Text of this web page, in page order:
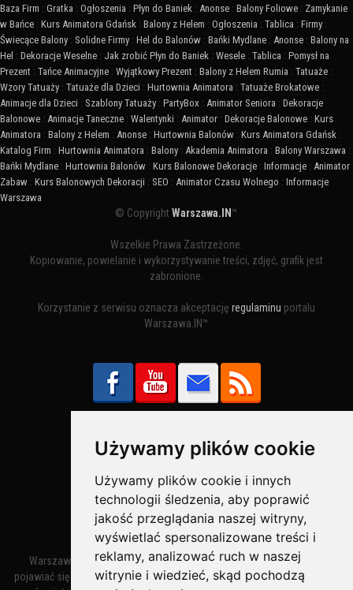
Używamy plików cookie
Używamy plików cookie i innych
technologii śledzenia, aby poprawić
jakość przeglądania naszej witryny,
wyświetlać spersonalizowane treści i
reklamy, analizować ruch w naszej
witrynie i wiedzieć, skąd pochodzą
Baza Firm : Gratka : Ogłoszenia : Płyn do Baniek : Anonse : Balony Foliowe : Zamykanie
w Bańce : Kurs Animatora Gdańsk : Balony z Helem : Ogłoszenia : Tablica : Firmy :
Świecące Balony : Solidne Firmy : Hel do Balonów : Bańki Mydlane : Anonse : Balony na
Hel : Dekoracje Weselne : Jak zrobić Płyn do Baniek : Wesele : Tablica : Pomysł na
Prezent : Tańce Animacyjne : Wyjątkowy Prezent : Balony z Helem Rumia : Tatuaże :
Wzory Tatuaży : Tatuaże dla Dzieci : Hurtownia Animatora : Tatuaże Brokatowe :
Animacje dla Dzieci : Szablony Tatuaży : PartyBox : Animator Seniora : Dekoracje
Balonowe : Animacje Taneczne : Walentynki : Animator : Dekoracje Balonowe : Kurs
Animatora : Balony z Helem : Anonse : Hurtownia Balonów : Kurs Animatora Gdańsk :
Katalog Firm : Hurtownia Animatora : Balony : Akademia Animatora : Balony Warszawa :
Bańki Mydlane : Hurtownia Balonów : Kurs Balonowe Dekoracje : Informacje : Animator
Zabaw : Kurs Balonowych Dekoracji : SEO : Animator Czasu Wolnego : Informacje
Warszawa
© CopyrightWarszawa.IN ™
Wszelkie Prawa Zastrzeżone.
Kopiowanie, powielanie i wykorzystywanie treści, zdjęć, grafik jest
zabronione.
Korzystanie z serwisu oznacza akceptację regulaminu portalu
Warszawa.IN™
Bezpieczne Płatności obsługuje:
Warszawa – miasto stołeczne Warszawa. Nazwa miasta zaczęła
pojawiać się w dokumentach w XIV wieku jako Warszewa, a od XV wieku